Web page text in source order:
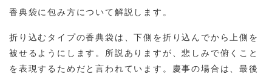
香典袋に包み方について解説します。
折り込むタイプの香典袋は、下側を折り込んでから上側を
被せるようにします。所説ありますが、悲しみで俯くこと
を表現するためだと言われています。慶事の場合は、最後